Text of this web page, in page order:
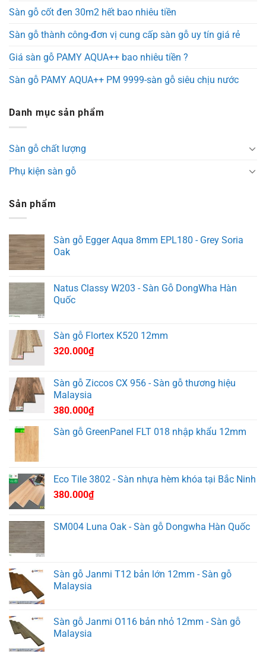
Sàn gỗ cốt đen 30m2 hết bao nhiêu tiền
Sàn gỗ thành công-đơn vị cung cấp sàn gỗ uy tín giá rẻ
Giá sàn gỗ PAMY AQUA++ bao nhiêu tiền ?
Sàn gỗ PAMY AQUA++ PM 9999-sàn gỗ siêu chịu nước
Danh mục sản phẩm
Sàn gỗ chất lượng
Phụ kiện sàn gỗ
Sản phẩm
Sàn gỗ Egger Aqua 8mm EPL180 - Grey Soria
Oak
Natus Classy W203 - Sàn Gỗ DongWha Hàn
Quốc
Sàn gỗ Flortex K520 12mm
320.000₫
Sàn gỗ Ziccos CX 956 - Sàn gỗ thương hiệu
Malaysia
380.000₫
Sàn gỗ GreenPanel FLT 018 nhập khẩu 12mm
Eco Tile 3802 - Sàn nhựa hèm khóa tại Bắc Ninh
380.000₫
SM004 Luna Oak - Sàn gỗ Dongwha Hàn Quốc
Sàn gỗ Janmi T12 bản lớn 12mm - Sàn gỗ
Malaysia
Sàn gỗ Janmi O116 bản nhỏ 12mm - Sàn gỗ
Malaysia